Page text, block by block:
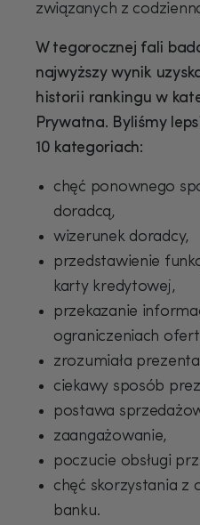
związanych z
W tegorocznej fali
najwyższy wynik
historii rankingu w
Prywatna. Byliśmy
10 kategoriach:
chęć ponownego
doradcą,
wizerunek doradcy,
przedstawienie
karty kredytowej,
przekazanie
ograniczeniach
zrozumiała
ciekawy sposób
postawa
zaangażowanie,
poczucie obsługi
chęć skorzystania
banku.